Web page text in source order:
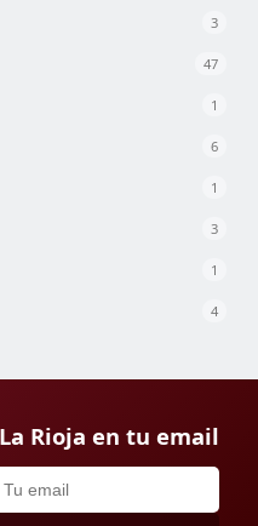
3
47
1
6
1
3
1
4
Rioja en tu email